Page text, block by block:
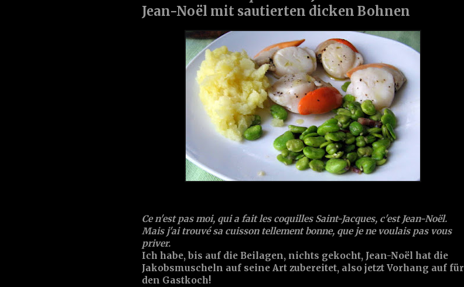
Jean-Noël mit sautierten dicken Bohnen
Ce n'est pas moi, qui a fait les coquilles Saint-Jacques, c'est Jean-Noël.
Mais j'ai trouvé sa cuisson tellement bonne, que je ne voulais pas vous
priver.
Ich habe, bis auf die Beilagen, nichts gekocht, Jean-Noël hat die
Jakobsmuscheln auf seine Art zubereitet, also jetzt Vorhang auf für
den Gastkoch!